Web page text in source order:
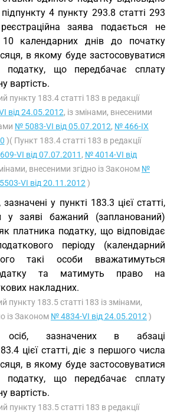
4 пункту 293.8 статті 293
заява подається не
календарних днів до початку
в якому буде застосовуватися
податку, що передбачає сплату
вартість.
пункту 183.4 статті 183 в редакції
від 24.05.2012, із змінами, внесеними
№ 5083-VI від 05.07.2012, № 466-IX
)( Пункт 183.4 статті 183 в редакції
VI від 07.07.2011 , № 4014-VI від
внесеними згідно із Законом №
5503-VI від 20.11.2012 )
у пункті 183.3 цієї статті,
у заяві бажаний (запланований)
платника податку, що відповідає
періоду (календарний
такі особи вважатимуться
та матимуть право на
накладних.
пункту 183.5 статті 183 із змінами,
із Законом № 4834-VI від 24.05.2012 )
осіб, зазначених в абзаці
цієї статті, діє з першого числа
в якому буде застосовуватися
податку, що передбачає сплату
вартість.
пункту 183.5 статті 183 в редакції